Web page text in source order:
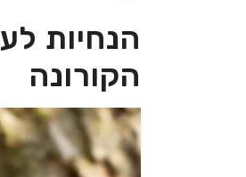
הנחיות
הקורונה